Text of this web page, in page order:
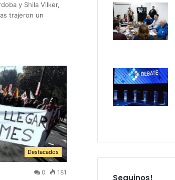
y Shila Vilker,
trajeron un
Destacados
0 181
Seguinos!